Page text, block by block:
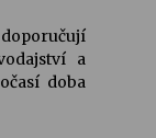
V Želivě ožije
a
doba